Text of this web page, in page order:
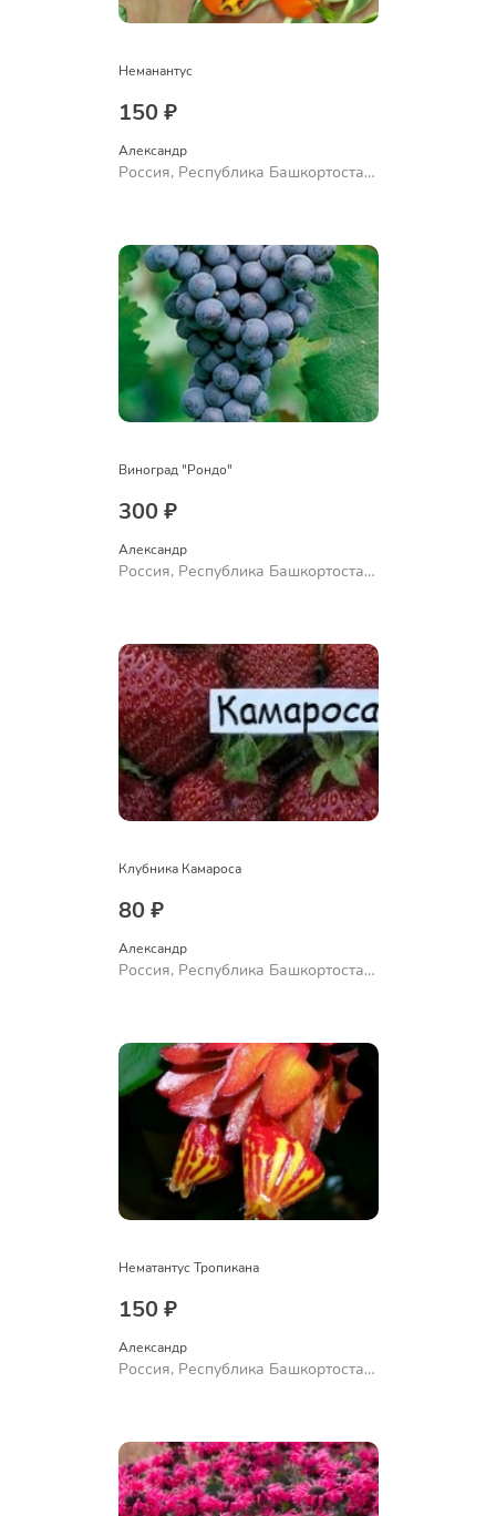
Неманантус
150 ₽
Александр
Россия, Республика Башкортостан,
Виноград "Рондо"
300 ₽
Александр
Россия, Республика Башкортостан,
Клубника Камароса
80 ₽
Александр
Россия, Республика Башкортостан,
Нематантус Тропикана
150 ₽
Александр
Россия, Республика Башкортостан,